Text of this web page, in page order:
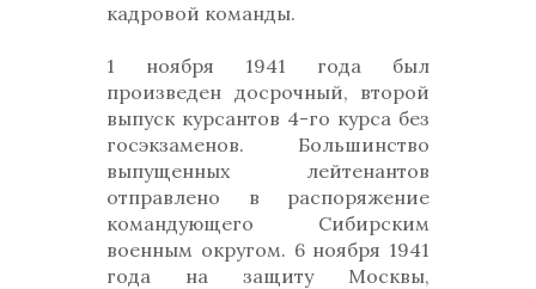
кадровой команды.
1 ноября 1941 года был
произведен досрочный, второй
выпуск курсантов 4-го курса без
госэкзаменов. Большинство
выпущенных лейтенантов
отправлено в распоряжение
командующего Сибирским
военным округом. 6 ноября 1941
года на защиту Москвы,